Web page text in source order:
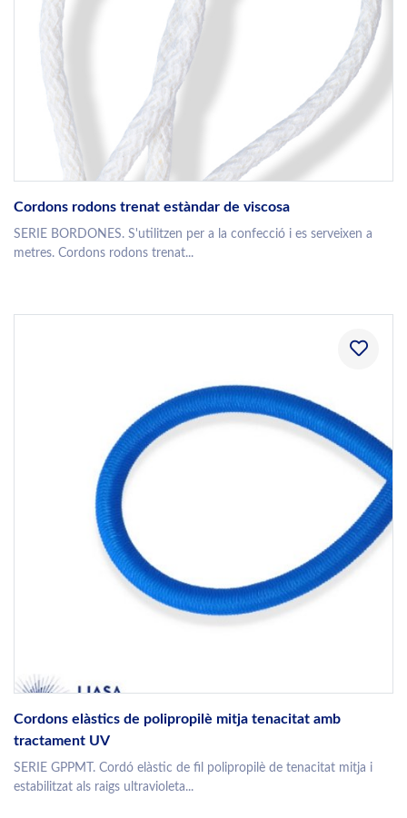
Cordons rodons trenat estàndar de viscosa
SERIE BORDONES. S'utilitzen per a la confecció i es serveixen a
metres. Cordons rodons trenat...
Cordons elàstics de polipropilè mitja tenacitat amb
tractament UV
SERIE GPPMT. Cordó elàstic de fil polipropilè de tenacitat mitja i
estabilitzat als raigs ultravioleta...